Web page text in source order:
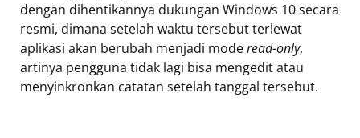
dengan dihentikannya dukungan Windows 10 secara
resmi, dimana setelah waktu tersebut terlewat
aplikasi akan berubah menjadi moderead-only,
artinya pengguna tidak lagi bisa mengedit atau
menyinkronkan catatan setelah tanggal tersebut.